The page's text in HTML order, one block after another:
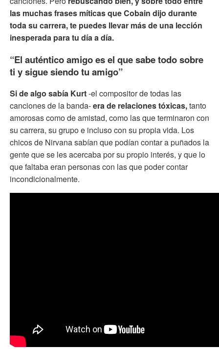
las muchas frases míticas que Cobain dijo durante
toda su carrera, te puedes llevar más de una lección
inesperada para tu día a día.
“El auténtico amigo es el que sabe todo sobre
ti y sigue siendo tu amigo”
Si de algo sabía Kurt-el compositor de todas las
canciones de la banda-era de relaciones tóxicas,tanto
amorosas como de amistad, como las que terminaron con
su carrera, su grupo e incluso con su propia vida. Los
chicos de Nirvana sabían que podían contar a puñados la
gente que se les acercaba por su propio interés, y que lo
que faltaba eran personas con las que poder contar
incondicionalmente.